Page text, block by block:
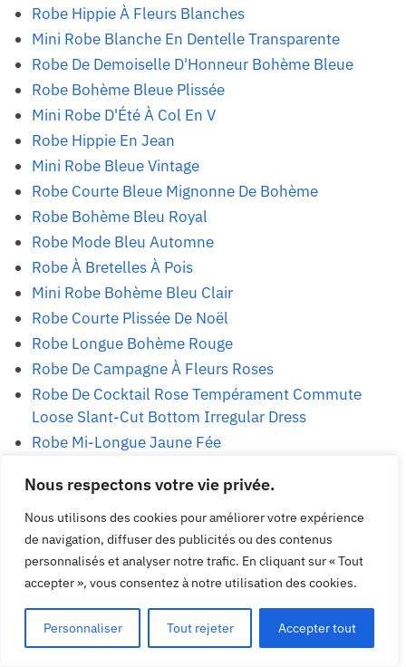
Nous respectons votre vie privée.
Nous utilisons des cookies pour améliorer votre expérience
de navigation, diffuser des publicités ou des contenus
personnalisés et analyser notre trafic. En cliquant sur « Tout
accepter », vous consentez à notre utilisation des cookies.
Personnaliser Tout rejeter Accepter tout
Robe Hippie À Fleurs Blanches
Mini Robe Blanche En Dentelle Transparente
Robe De Demoiselle D'Honneur Bohème Bleue
Robe Bohème Bleue Plissée
Mini Robe D'Été À Col En V
Robe Hippie En Jean
Mini Robe Bleue Vintage
Robe Courte Bleue Mignonne De Bohème
Robe Bohème Bleu Royal
Robe Mode Bleu Automne
Robe À Bretelles À Pois
Mini Robe Bohème Bleu Clair
Robe Courte Plissée De Noël
Robe Longue Bohème Rouge
Robe De Campagne À Fleurs Roses
Robe De Cocktail Rose Tempérament Commute
Loose Slant-Cut Bottom Irregular Dress
Robe Mi-Longue Jaune Fée
Robe Rose À Fleurs Avec Manches Bouffantes Pour
Femme
Robe Rustique Mignonne
Robe Noire À Pois Pour Femme
Robe Noire À Fleurs Roses
Robe À Fleurs D'Automne Bohemuan